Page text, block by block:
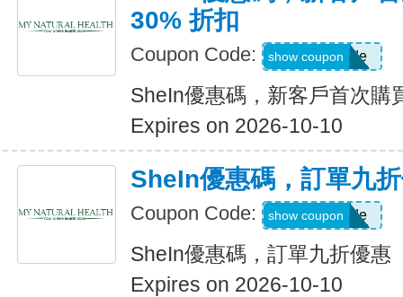
30% 折扣
Coupon Code: Show Code
show coupon
SheIn優惠碼，新客戶首次購
Expires on 2026-10-10
SheIn優惠碼，訂單九
Coupon Code: Show Code
show coupon
SheIn優惠碼，訂單九折優惠
Expires on 2026-10-10